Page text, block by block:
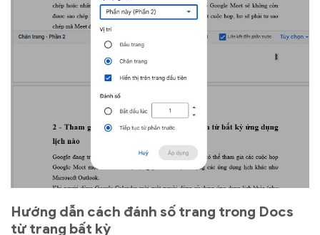
Hướng dẫn cách đánh số trang trong Docs
từ trang bất kỳ